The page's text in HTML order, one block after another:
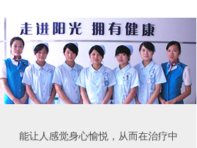
能让人感觉身心愉悦，从而在治疗中